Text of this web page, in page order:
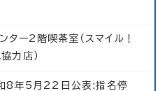
ー2階喫茶室（スマイル！
力店）
8年5月22日公表:指名停